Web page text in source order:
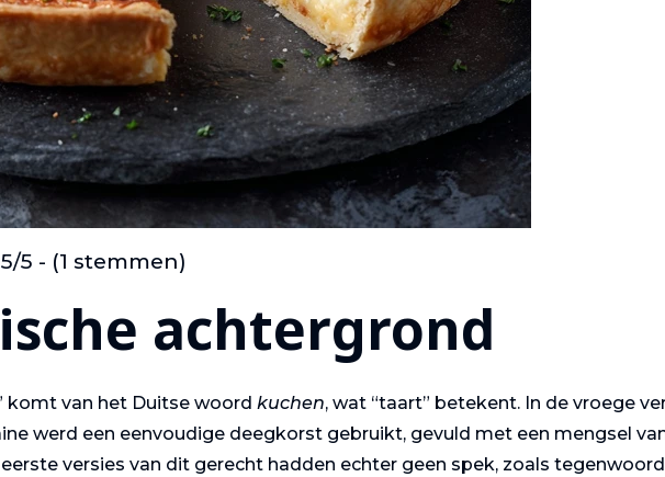
5/5 - (1 stemmen)
achtergrond
komt van het Duitse woordkuchen, wat “taart” betekent. In de vroege
werd een eenvoudige deegkorst gebruikt, gevuld met een mengsel
versies van dit gerecht hadden echter geen spek, zoals